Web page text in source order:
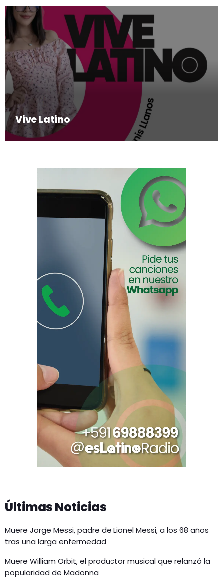
Vive Latino
Últimas Noticias
Muere Jorge Messi, padre de Lionel Messi, a los 68 años
tras una larga enfermedad
Muere William Orbit, el productor musical que relanzó la
popularidad de Madonna